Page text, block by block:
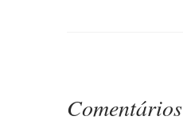
Comentários